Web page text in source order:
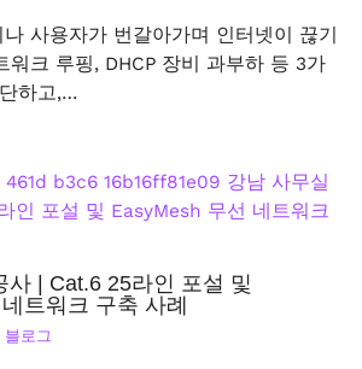
사용자가 번갈아가며 인터넷이 끊기
워크 루핑, DHCP 장비 과부하 등 3가
하고,…
사 | Cat.6 25라인 포설 및
트워크 구축 사례
블로그